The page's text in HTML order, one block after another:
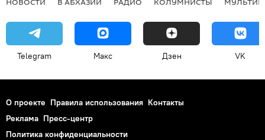
Telegram Макс Дзен VK
О проекте Правила использования Контакты
Реклама Пресс-центр
Политика конфиденциальности